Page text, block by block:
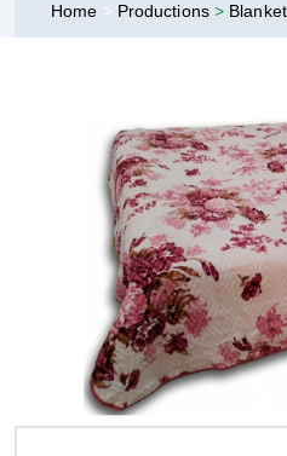
Home > Productions > Blanket